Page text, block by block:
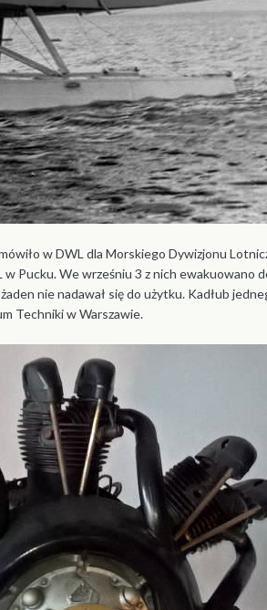
w DWL dla Morskiego Dywizjonu
Pucku. We wrześniu 3 z nich
nie nadawał się do użytku. Kadłub
Techniki w Warszawie.